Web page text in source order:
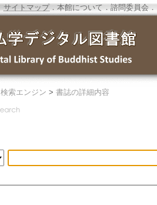
サイトマップ．本館について ． 諮問委員会 ．
検索エンジン > 書誌の詳細内容